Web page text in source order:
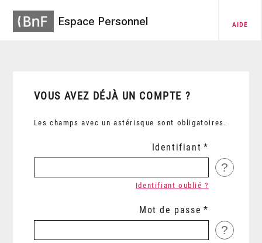
Espace Personnel AIDE
VOUS AVEZ DÉJÀ UN COMPTE ?
Les champs avec un astérisque sont obligatoires.
Identifiant
?
Identifiant oublié ?
Mot de passe
?